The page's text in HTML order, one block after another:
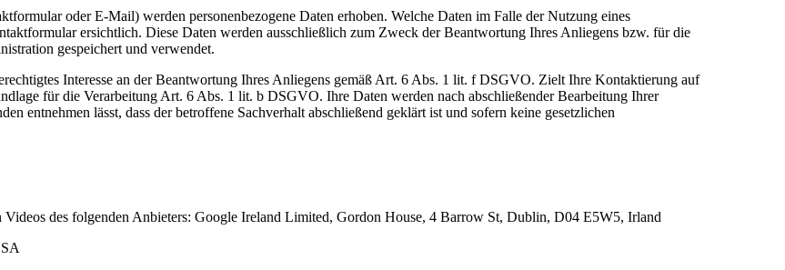
oder E-Mail) werden personenbezogene Daten erhoben. Welche Daten im Falle der Nutzung eines
ersichtlich. Diese Daten werden ausschließlich zum Zweck der Beantwortung Ihres Anliegens bzw. für die
gespeichert und verwendet.
Interesse an der Beantwortung Ihres Anliegens gemäß Art. 6 Abs. 1 lit. f DSGVO. Zielt Ihre Kontaktierung auf
für die Verarbeitung Art. 6 Abs. 1 lit. b DSGVO. Ihre Daten werden nach abschließender Bearbeitung Ihrer
entnehmen lässt, dass der betroffene Sachverhalt abschließend geklärt ist und sofern keine gesetzlichen
des folgenden Anbieters: Google Ireland Limited, Gordon House, 4 Barrow St, Dublin, D04 E5W5, Irland